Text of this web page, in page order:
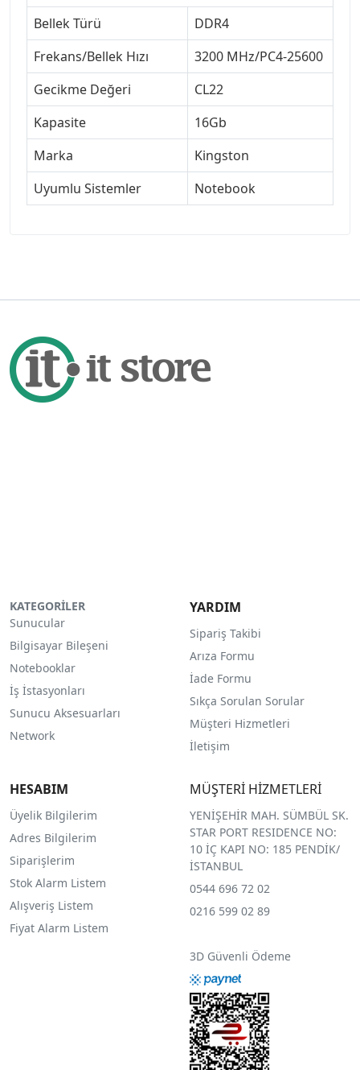
Bellek Türü
DDR4
Frekans/Bellek Hızı
3200 MHz/PC4-25600
Gecikme Değeri
CL22
Kapasite
16Gb
Marka
Kingston
Uyumlu Sistemler
Notebook
KATEGORİLER
Sunucular
Bilgisayar Bileşeni
Notebooklar
İş İstasyonları
Sunucu Aksesuarları
Network
YARDIM
Sipariş Takibi
Arıza Formu
İade Formu
Sıkça Sorulan Sorular
Müşteri Hizmetleri
İletişim
HESABIM
Üyelik Bilgilerim
Adres Bilgilerim
Siparişlerim
Stok Alarm Listem
Alışveriş Listem
Fiyat Alarm Listem
MÜŞTERİ HİZMETLERİ
YENİŞEHİR MAH. SÜMBÜL SK.
STAR PORT RESIDENCE NO:
10 İÇ KAPI NO: 185 PENDİK/
İSTANBUL
0544 696 72 02
0216 599 02 89
3D Güvenli Ödeme